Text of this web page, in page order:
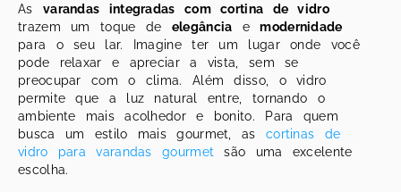
As varandas integradas com cortina de vidro
trazem um toque de elegância emodernidade
para o seu lar. Imagine ter um lugar onde você
pode relaxar e apreciar a vista, sem se
preocupar com o clima. Além disso, o vidro
permite que a luz natural entre, tornando o
ambiente mais acolhedor e bonito. Para quem
busca um estilo mais gourmet, as cortinas de
vidro para varandas gourmet são uma excelente
escolha.